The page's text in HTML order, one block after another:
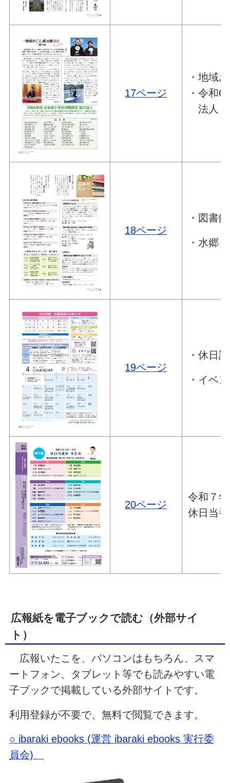
17ページ
・地域
・令和
法人
18ページ
・図書
・水郷
19ページ
・休日
・イベ
20ページ
令和７
休日当
広報紙を電子ブックで読む（外部サイ
ト）
広報いたこを、パソコンはもちろん、スマ
ートフォン、タブレット等でも読みやすい電
子ブックで掲載している外部サイトです。
利用登録が不要で、無料で閲覧できます。
○ ibaraki ebooks (運営 ibaraki ebooks 実行委
員会)